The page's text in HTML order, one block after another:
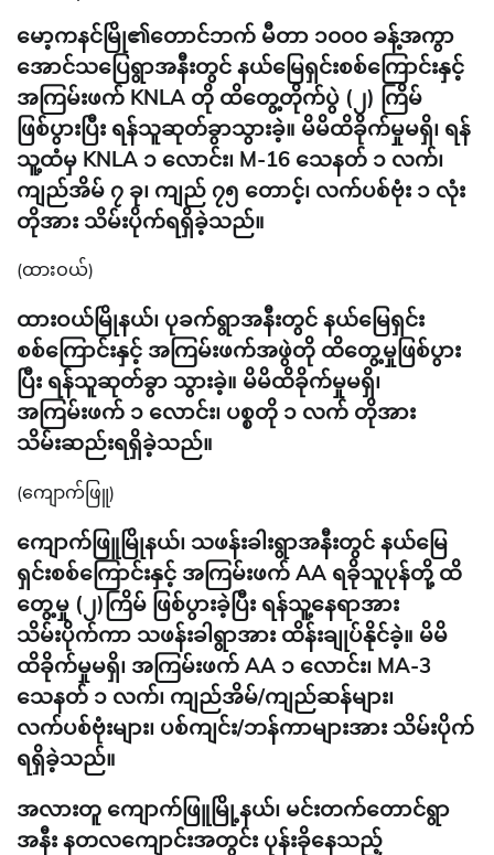
မော့ကနင်မြို၏တောင်ဘက် မီတာ ၁၀၀၀ ခန့်အကွာ
အောင်သပြေရွာအနီးတွင် နယ်မြေရှင်းစစ်ကြောင်းနှင့်
အကြမ်းဖက် KNLA တို ထိတွေ့တိုက်ပွဲ (၂) ကြိမ်
ဖြစ်ပွားပြီး ရန်သူဆုတ်ခွာသွားခဲ့။ မိမိထိခိုက်မှုမရှိ၊ ရန်
သူ့ထံမှ KNLA ၁ လောင်း၊ M-16 သေနတ် ၁ လက်၊
ကျည်အိမ် ၇ ခု၊ ကျည် ၇၅ တောင့်၊ လက်ပစ်ဗုံး ၁ လုံး
တိုအား သိမ်းပိုက်ရရှိခဲ့သည်။
(ထားဝယ်)
ထားဝယ်မြိုနယ်၊ ပုခက်ရွာအနီးတွင် နယ်မြေရှင်း
စစ်ကြောင်းနှင့် အကြမ်းဖက်အဖွဲတို ထိတွေ့မှုဖြစ်ပွား
ပြီး ရန်သူဆုတ်ခွာ သွားခဲ့။ မိမိထိခိုက်မှုမရှိ၊
အကြမ်းဖက် ၁ လောင်း၊ ပစ္စတို ၁ လက် တိုအား
သိမ်းဆည်းရရှိခဲ့သည်။
(ကျောက်ဖြူ)
ကျောက်ဖြူမြိုနယ်၊ သဖန်းခါးရွာအနီးတွင် နယ်မြေ
ရှင်းစစ်ကြောင်းနှင့် အကြမ်းဖက် AA ရခိုသူပုန်တို့ ထိ
တွေ့မှု (၂)ကြိမ် ဖြစ်ပွားခဲ့ပြီး ရန်သူ့နေရာအား
သိမ်းပိုက်ကာ သဖန်းခါရွာအား ထိန်းချုပ်နိုင်ခဲ့။ မိမိ
ထိခိုက်မှုမရှိ၊ အကြမ်းဖက် AA ၁ လောင်း၊ MA-3
သေနတ် ၁ လက်၊ ကျည်အိမ်/ကျည်ဆန်များ၊
လက်ပစ်ဗုံးများ၊ ပစ်ကျင်း/ဘန်ကာများအား သိမ်းပိုက်
ရရှိခဲ့သည်။
အလားတူ ကျောက်ဖြူမြို့နယ်၊ မင်းတက်တောင်ရွာ
အနီး နတလကျောင်းအတွင်း ပုန်းခိုနေသည့်